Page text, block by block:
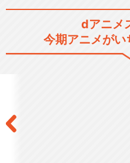
dアニメ
今期アニメがい